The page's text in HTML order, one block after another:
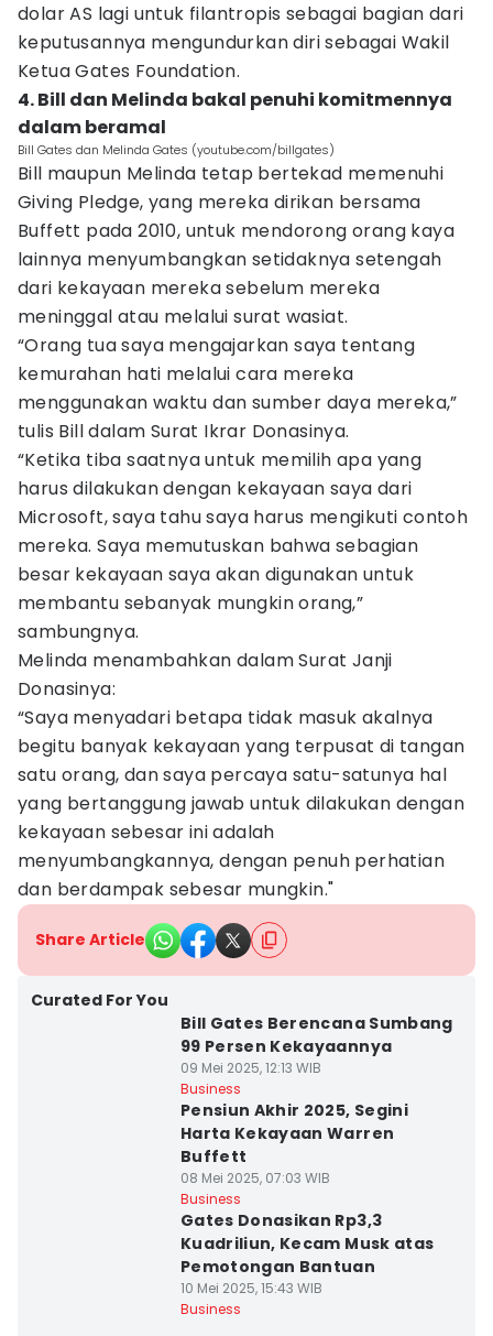
dolar AS lagi untuk filantropis sebagai bagian dari
keputusannya mengundurkan diri sebagai Wakil
Ketua Gates Foundation.
4. Bill dan Melinda bakal penuhi komitmennya
dalam beramal
Bill Gates dan Melinda Gates (youtube.com/billgates)
Bill maupun Melinda tetap bertekad memenuhi
Giving Pledge, yang mereka dirikan bersama
Buffett pada 2010, untuk mendorong orang kaya
lainnya menyumbangkan setidaknya setengah
dari kekayaan mereka sebelum mereka
meninggal atau melalui surat wasiat.
“Orang tua saya mengajarkan saya tentang
kemurahan hati melalui cara mereka
menggunakan waktu dan sumber daya mereka,”
tulis Bill dalam Surat Ikrar Donasinya.
“Ketika tiba saatnya untuk memilih apa yang
harus dilakukan dengan kekayaan saya dari
Microsoft, saya tahu saya harus mengikuti contoh
mereka. Saya memutuskan bahwa sebagian
besar kekayaan saya akan digunakan untuk
membantu sebanyak mungkin orang,”
sambungnya.
Melinda menambahkan dalam Surat Janji
Donasinya:
“Saya menyadari betapa tidak masuk akalnya
begitu banyak kekayaan yang terpusat di tangan
satu orang, dan saya percaya satu-satunya hal
yang bertanggung jawab untuk dilakukan dengan
kekayaan sebesar ini adalah
menyumbangkannya, dengan penuh perhatian
dan berdampak sebesar mungkin."
Share Article
Curated For You
Bill Gates Berencana Sumbang
99 Persen Kekayaannya
09 Mei 2025, 12:13 WIB
Business
Pensiun Akhir 2025, Segini
Harta Kekayaan Warren
Buffett
08 Mei 2025, 07:03 WIB
Business
Gates Donasikan Rp3,3
Kuadriliun, Kecam Musk atas
Pemotongan Bantuan
10 Mei 2025, 15:43 WIB
Business